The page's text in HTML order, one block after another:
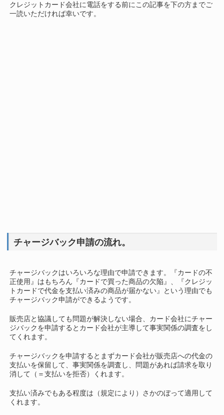
クレジットカード会社に電話をする前にこの記事を下の方までご
一読いただければ幸いです。
チャージバック申請の流れ。
チャージバックはいろいろな理由で申請できます。『カードの不
正使用』はもちろん『カードで買った商品の欠陥』、『クレジッ
トカードで代金を支払い済みの商品が届かない』という理由でも
チャージバック申請ができるようです。
販売店と協議しても問題が解決しない場合、カード会社にチャー
ジバックを申請するとカード会社が主導して事実関係の調査をし
てくれます。
チャージバックを申請するとまずカード会社が販売店への代金の
支払いを保留して、事実関係を調査し、問題があれば請求を取り
消して（＝支払いを拒否）くれます。
支払い済みでもある程度は（規定により）さかのぼって適用して
くれます。